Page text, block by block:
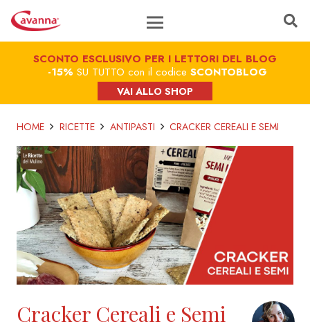
SCONTO ESCLUSIVO PER I LETTORI DEL BLOG
-15% SU TUTTO con il codice SCONTOBLOG
VAI ALLO SHOP
HOME RICETTE ANTIPASTI CRACKER CEREALI E SEMI
Cracker Cereali e Semi